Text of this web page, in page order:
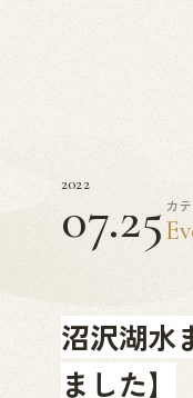
2022
07.25 カ
沼沢湖水
ました】